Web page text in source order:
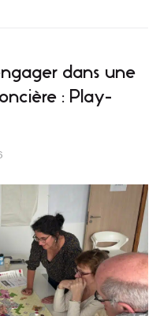
dans une
: Play-